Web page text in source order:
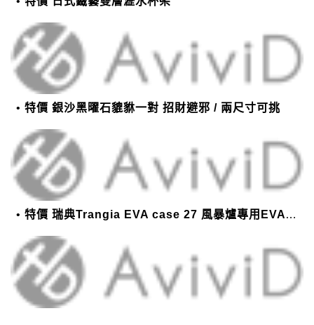
特價 銀沙黑曜石貔貅一對 招財避邪 / 兩尺寸可挑
特價 瑞典Trangia EVA case 27 風暴爐專用EVA 防護外盒(小)-黑